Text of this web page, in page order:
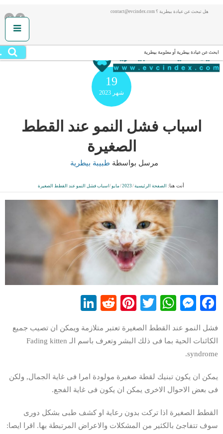
هل تبحث عن عيادة بيطرية ؟ contact@evcindex.com
ابحث عن عيادة بيطرية أو معلومة بيطرية
19
شهر 2023
اسباب فشل النمو عند القطط
الصغيرة
مرسل بواسطة طبيبة بيطرية
أنت هنا: الصفحة الرئيسية/
2023
/ مايو/اسباب فشل النمو عند القطط الصغيرة
Facebook
Messenger
WhatsApp
Twitter
Pinterest
Reddit
فشل النمو عند القطط الصغيرة تعتبر متلازمة ويمكن ان تصيب جميع
الكائنات الحية بما فى ذلك البشر وتعرف باسم الـ Fading kitten
syndrome.
يمكن ان يكون تبنيك لقطة صغيرة مولودة امرا فى غاية الجمال, ولكن
فى بعض الاحوال الاخرى يمكن ان يكون فى غاية الفجع.
القطط الصغيرة اذا تركت بدون رعاية او كشف طبى بشكل دورى
سوف تتفاجئ بالكثير من المشكلات والاعراض المرتبطة بها. اقرا ايصا: